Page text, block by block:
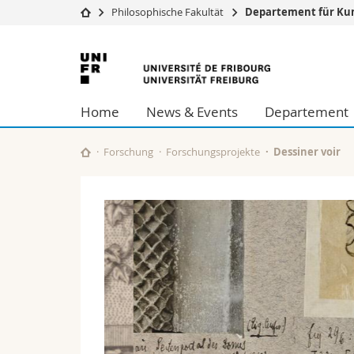
Universität
Studium
Forschung
Universität
Weiterbildung
Wirtschafts-
Philosophische
Fak. für
Philosophische Fakultät Departement für
Universität
Freiburg
Home News & Events Departement
Forschung Forschungsprojekte Dessiner voir